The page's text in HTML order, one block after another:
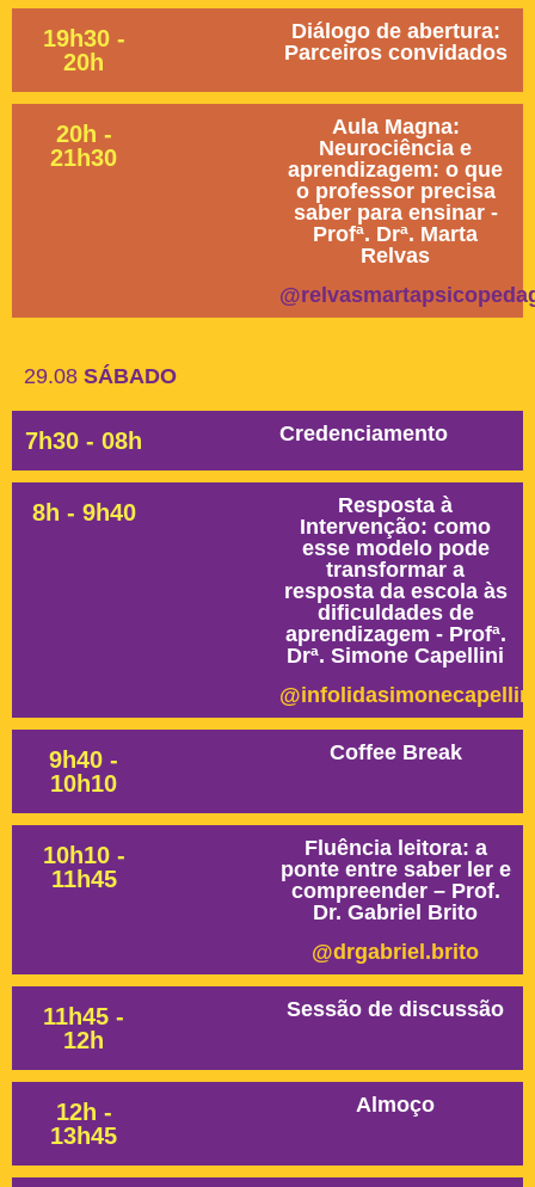
19h30 -
20h
Diálogo de abertura:
Parceiros convidados
20h -
21h30
Aula Magna:
Neurociência e
aprendizagem: o que
o professor precisa
saber para ensinar -
Profª. Drª. Marta
Relvas
29.08 SÁBADO
7h30 - 08h Credenciamento
8h - 9h40
Resposta à
Intervenção: como
esse modelo pode
transformar a
resposta da escola às
dificuldades de
aprendizagem - Profª.
Drª. Simone Capellini
9h40 -
10h10
Coffee Break
10h10 -
11h45
Fluência leitora: a
ponte entre saber ler e
compreender – Prof.
Dr. Gabriel Brito
@drgabriel.brito
11h45 -
12h
Sessão de discussão
12h -
13h45
Almoço